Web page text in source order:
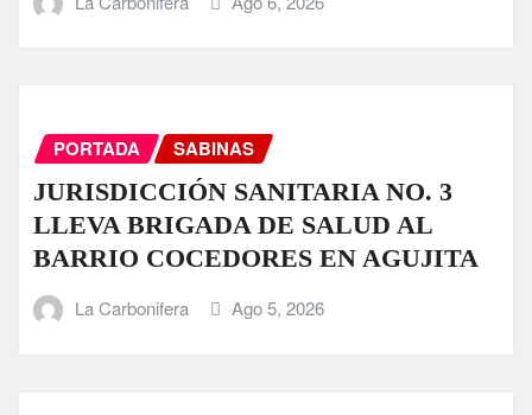
PORTADA SABINAS
JURISDICCIÓN SANITARIA NO. 3
LLEVA BRIGADA DE SALUD AL
BARRIO COCEDORES EN AGUJITA
La Carbonifera Ago 5, 2026